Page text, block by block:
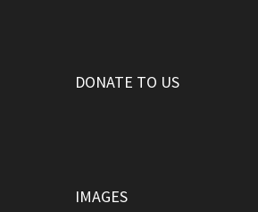
DONATE TO US
IMAGES